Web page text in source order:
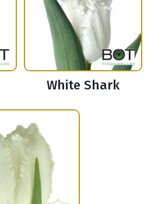
White Shark